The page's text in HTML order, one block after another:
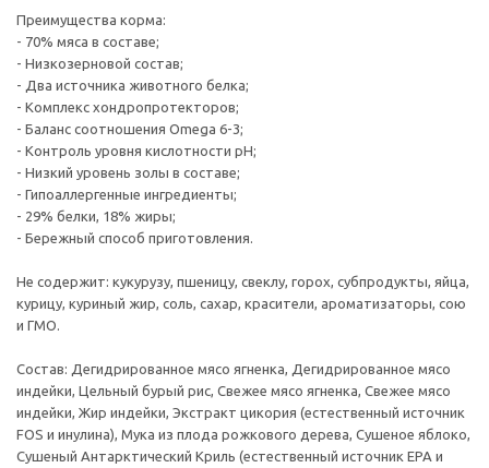
Преимущества корма:
- 70% мяса в составе;
- Низкозерновой состав;
- Два источника животного белка;
- Комплекс хондропротекторов;
- Баланс соотношения Omega 6-3;
- Контроль уровня кислотности рН;
- Низкий уровень золы в составе;
- Гипоаллергенные ингредиенты;
- 29% белки, 18% жиры;
- Бережный способ приготовления.
Не содержит: кукурузу, пшеницу, свеклу, горох, субпродукты, яйца,
курицу, куриный жир, соль, сахар, красители, ароматизаторы, сою
и ГМО.
Состав: Дегидрированное мясо ягненка, Дегидрированное мясо
индейки, Цельный бурый рис, Свежее мясо ягненка, Свежее мясо
индейки, Жир индейки, Экстракт цикория (естественный источник
FOS и инулина), Мука из плода рожкового дерева, Сушеное яблоко,
Сушеный Антарктический Криль (естественный источник EPA и